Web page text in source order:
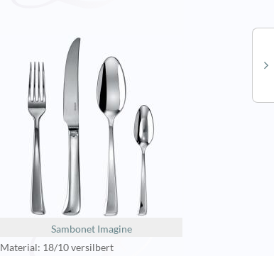
Sambonet Imagine
Material: 18/10 versilbert